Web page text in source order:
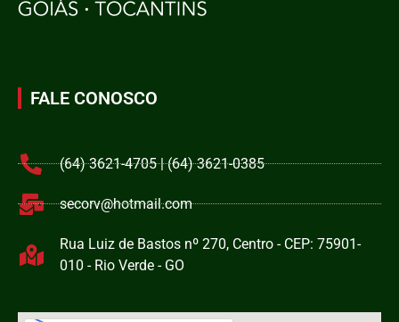
FALE CONOSCO
(64) 3621-4705 | (64) 3621-0385
secorv@hotmail.com
Rua Luiz de Bastos nº 270, Centro - CEP: 75901-
010 - Rio Verde - GO